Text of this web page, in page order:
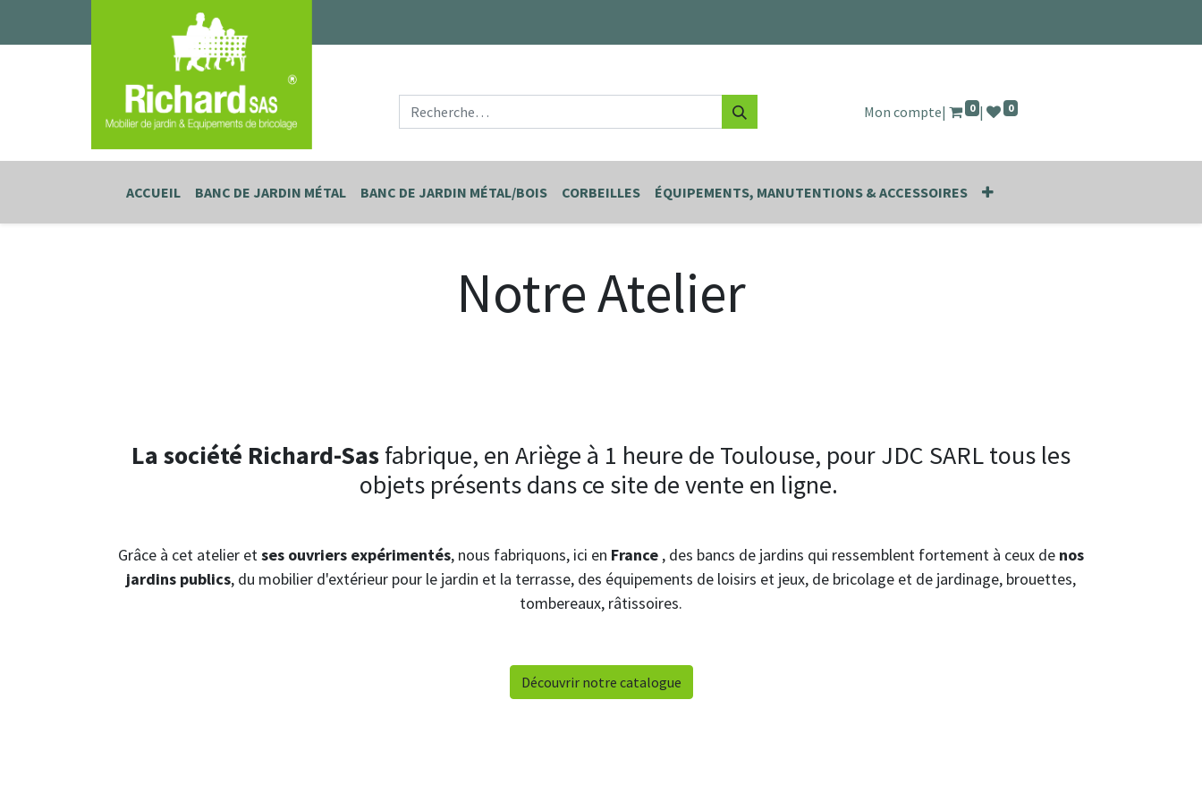
Mon compte| 0 | 0
ACCUEIL BANC DE JARDIN MÉTAL BANC DE JARDIN MÉTAL/BOIS CORBEILLES ÉQUIPEMENTS, MANUTENTIONS & ACCESSOIRES
Notre Atelier
La société Richard-Sasfabrique, en Ariège à 1 heure de Toulouse, pour JDC SARL tous les
objets présents dans ce site de vente en ligne.
Grâce à cet atelier etses ouvriers expérimentés, nous fabriquons, ici en France , des bancs de jardins qui ressemblent fortement à ceux de nos
jardins publics, du mobilier d'extérieur pour le jardin et la terrasse, des équipements de loisirs et jeux, de bricolage et de jardinage, brouettes,
tombereaux, râtissoires.
Découvrir notre catalogue